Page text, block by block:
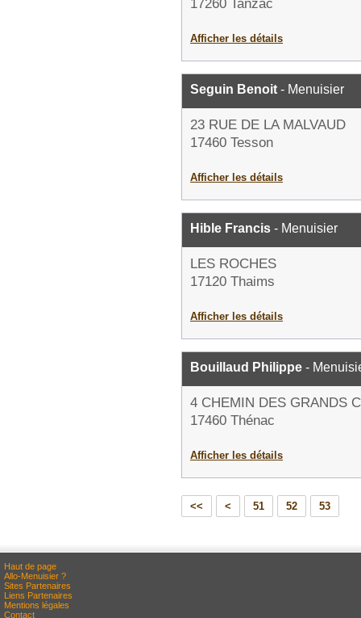
17260 Tanzac
Afficher les détails
Seguin Benoit - Menuisier
23 RUE DE LA MALVAUD
17460 Tesson
Afficher les détails
Hible Francis - Menuisier
LES ROCHES
17120 Thaims
Afficher les détails
Bouillaud Philippe -
4 CHEMIN DES GRANDS
17460 Thénac
Afficher les détails
<< < 51 52 53
Haut de page
Allo-Menuisier ?
Sites Partenaires
Liens Partenaires
Mentions légales
Contact